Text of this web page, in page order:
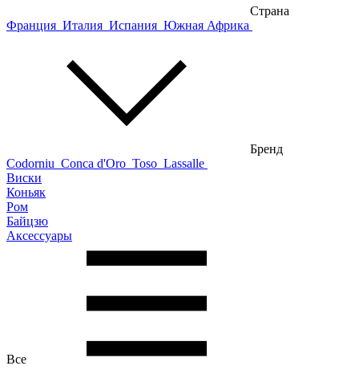
Страна
Франция Италия Испания Южная Африка
Бренд
Codorniu Conca d'Oro Toso Lassalle
Виски
Коньяк
Ром
Байцзю
Аксессуары
Все